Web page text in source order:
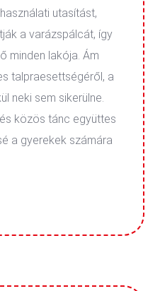
utasítást,
a varázspálcát, így
minden lakója. Ám
talpraesettségéről, a
neki sem sikerülne.
közös tánc együttes
a gyerekek számára